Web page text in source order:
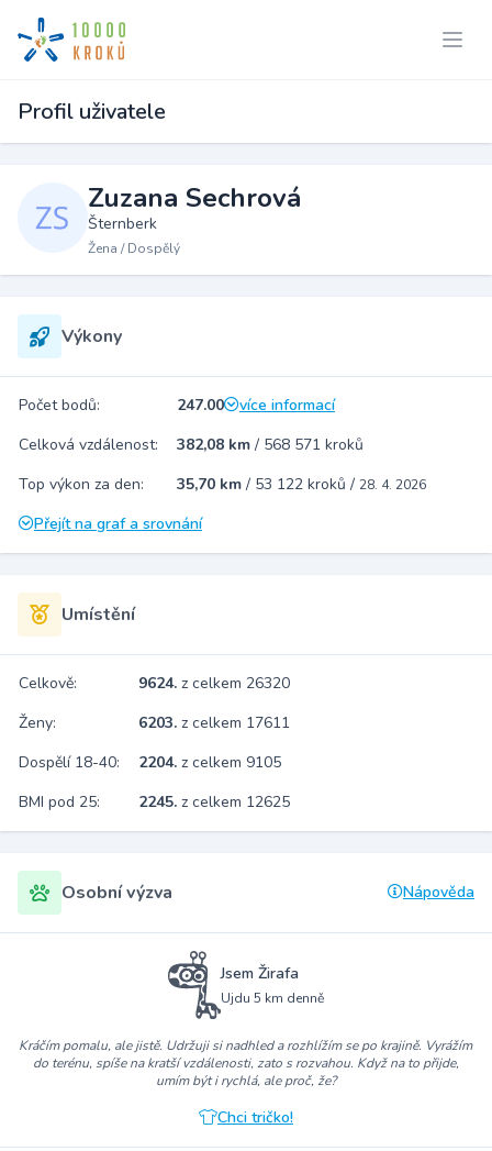
Profil uživatele
Zuzana Sechrová
Šternberk
Žena / Dospělý
Výkony
Počet bodů: 247.00
více informací
Celková vzdálenost:
382,08 km / 568 571 kroků
Top výkon za den:
35,70 km / 53 122 kroků / 28. 4. 2026
Přejít na graf a srovnání
Umístění
Celkově: 9624. z celkem 26320
Ženy:
6203. z celkem 17611
Dospělí 18-40:
2204. z celkem 9105
BMI pod 25:
2245. z celkem 12625
Osobní výzva Nápověda
Jsem Žirafa
Ujdu 5 km denně
Kráčím pomalu, ale jistě. Udržuji si nadhled a rozhlížím se po krajině. Vyrážím
do terénu, spíše na kratší vzdálenosti, zato s rozvahou. Když na to přijde,
umím být i rychlá, ale proč, že?
Chci tričko!